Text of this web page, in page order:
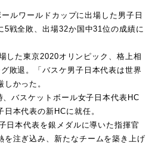
ルワールドカップに出場した男子日
5戦全敗、出場32か国中31位の成績に
した東京2020オリンピック、格上相
敗退。「バスケ男子日本代表は世界
かった。
バスケットボール女子日本代表HC
本代表の新HCに就任。
日本代表を銀メダルに導いた指揮官
を注ぎ込み、新たなチームを築き上げ